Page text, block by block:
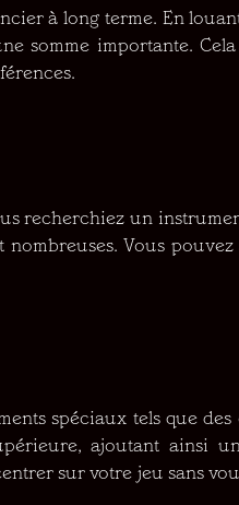
à long terme. En
somme importante.
recherchiez un
Vous
spéciaux tels que des
ajoutant ainsi
sur votre jeu sans